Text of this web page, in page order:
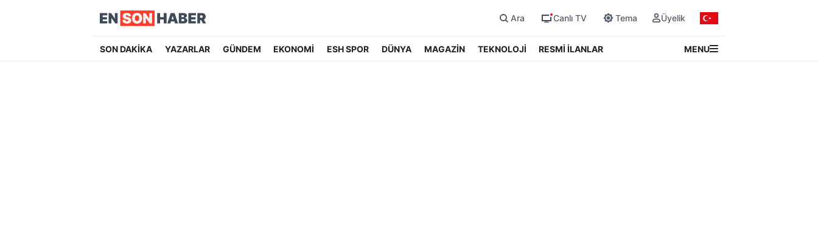
Ara Canlı TV Tema Üyelik
SON DAKİKA YAZARLAR GÜNDEM EKONOMİ ESH SPOR DÜNYA MAGAZİN TEKNOLOJİ RESMİ İLANLAR MENU